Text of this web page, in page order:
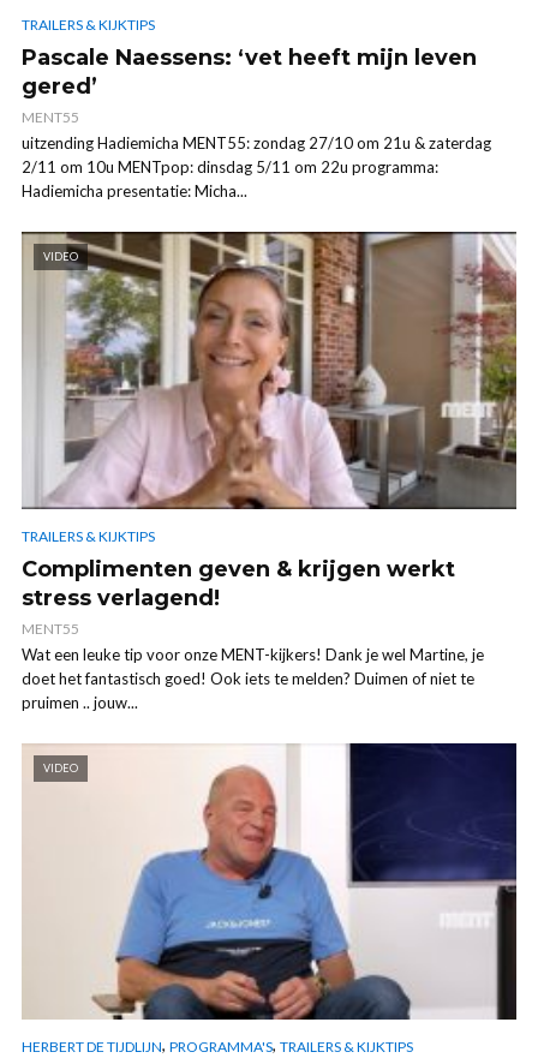
TRAILERS & KIJKTIPS
Pascale Naessens: ‘vet heeft mijn leven
gered’
MENT55
uitzending Hadiemicha MENT55: zondag 27/10 om 21u & zaterdag
2/11 om 10u MENTpop: dinsdag 5/11 om 22u programma:
Hadiemicha presentatie: Micha...
VIDEO
TRAILERS & KIJKTIPS
Complimenten geven & krijgen werkt
stress verlagend!
MENT55
Wat een leuke tip voor onze MENT-kijkers! Dank je wel Martine, je
doet het fantastisch goed! Ook iets te melden? Duimen of niet te
pruimen .. jouw...
VIDEO
HERBERT DE TIJDLIJN, PROGRAMMA'S, TRAILERS & KIJKTIPS